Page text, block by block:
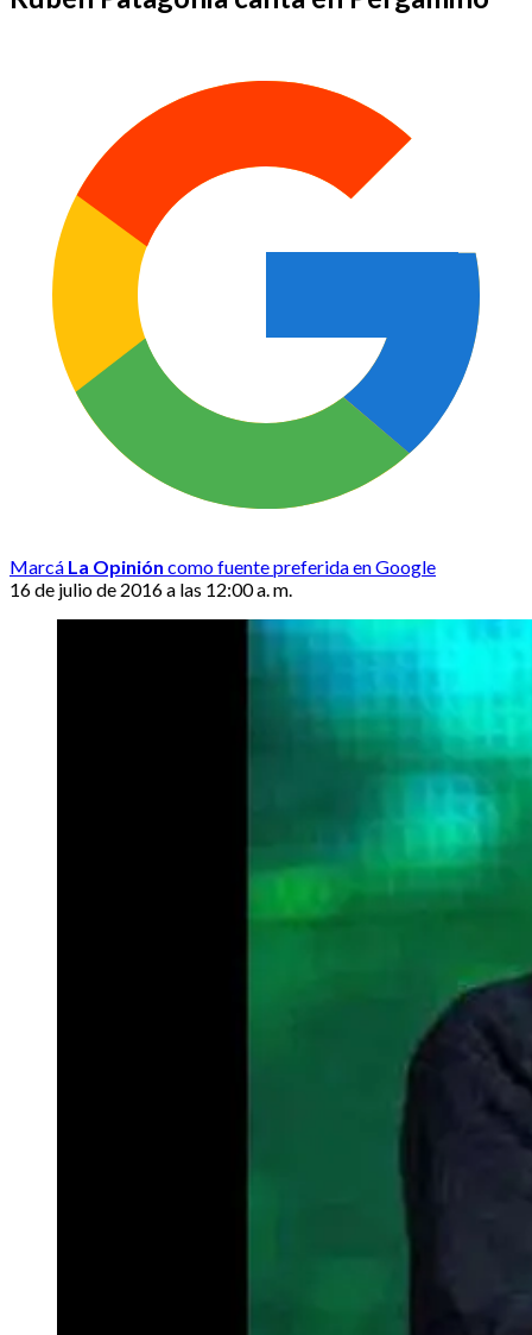
Marcá La Opinión como fuente preferida en Google
16 de julio de 2016 a las 12:00 a. m.